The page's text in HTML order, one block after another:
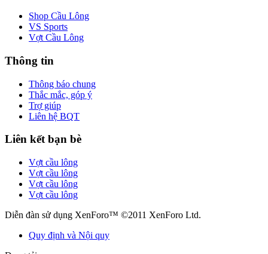
Shop Cầu Lông
VS Sports
Vợt Cầu Lông
Thông tin
Thông báo chung
Thắc mắc, góp ý
Trợ giúp
Liên hệ BQT
Liên kết bạn bè
Vợt cầu lông
Vợt cầu lông
Vợt cầu lông
Vợt cầu lông
Diễn đàn sử dụng XenForo™ ©2011 XenForo Ltd.
Quy định và Nội quy